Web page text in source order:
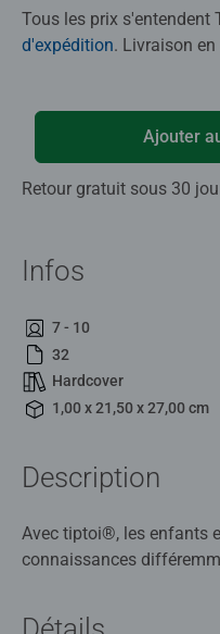
Tous les prix s'entendent
d'expédition. Livraison
Ajouter
Retour gratuit sous 30
Infos
7 - 10
32
Hardcover
1,00 x 21,50 x 27,00 cm
Description
Avec tiptoi®, les enfants
connaissances
emmènent dans une